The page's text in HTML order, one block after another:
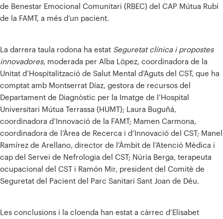
de Benestar Emocional Comunitari (RBEC) del CAP Mútua Rubí
de la FAMT, a més d’un pacient.
La darrera taula rodona ha estat Seguretat clínica i propostes
innovadores, moderada per Alba López, coordinadora de la
Unitat d’Hospitalització de Salut Mental d’Aguts del CST, que ha
comptat amb Montserrat Díaz, gestora de recursos del
Departament de Diagnòstic per la Imatge de l’Hospital
Universitari Mútua Terrassa (HUMT); Laura Buguñá,
coordinadora d’Innovació de la FAMT; Mamen Carmona,
coordinadora de l’Àrea de Recerca i d’Innovació del CST; Manel
Ramírez de Arellano, director de l’Àmbit de l’Atenció Mèdica i
cap del Servei de Nefrologia del CST; Núria Berga, terapeuta
ocupacional del CST i Ramón Mir, president del Comitè de
Seguretat del Pacient del Parc Sanitari Sant Joan de Déu.
Les conclusions i la cloenda han estat a càrrec d’Elisabet